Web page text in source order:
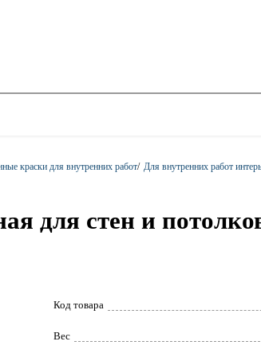
краски для внутренних работ/ Для внутренних работ
для стен и
Код товара
Вес